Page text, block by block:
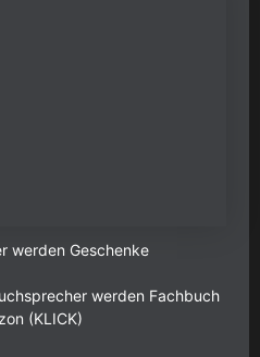
werden Geschenke
werden Fachbuch
(KLICK)